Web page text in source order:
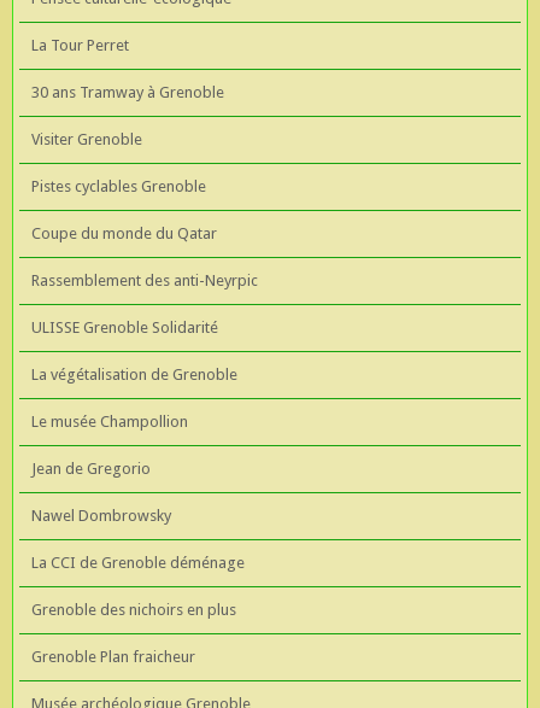
La Tour Perret
30 ans Tramway à Grenoble
Visiter Grenoble
Pistes cyclables Grenoble
Coupe du monde du Qatar
Rassemblement des anti-Neyrpic
ULISSE Grenoble Solidarité
La végétalisation de Grenoble
Le musée Champollion
Jean de Gregorio
Nawel Dombrowsky
La CCI de Grenoble déménage
Grenoble des nichoirs en plus
Grenoble Plan fraicheur
Musée archéologique Grenoble